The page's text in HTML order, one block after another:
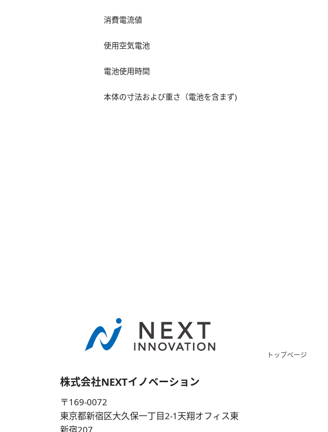
消費電流値
使用空気電池
電池使用時間
本体の寸法および重さ（電池を含まず)
株式会社NEXTイノベーション
〒169-0072
東京都新宿区大久保一丁目2-1天翔オフィス東
新宿207
トップページ